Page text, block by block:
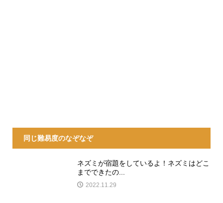
同じ難易度のなぞなぞ
ネズミが宿題をしているよ！ネズミはどこ
までできたの...
2022.11.29